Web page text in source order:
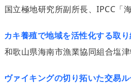
国立極地研究所副所長、IPCC「
カキ養殖で地域を活性化する取
和歌山県海南市漁業協同組合塩
ヴァイキングの切り拓いた交易ル